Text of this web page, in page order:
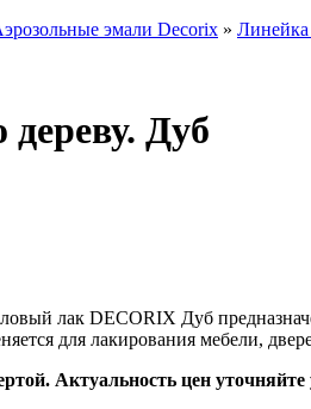
эмали Decorix » Линейка
Дуб
лак DECORIX Дуб
для лакирования мебели,
Актуальность цен